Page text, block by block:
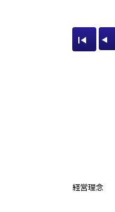
経営理念